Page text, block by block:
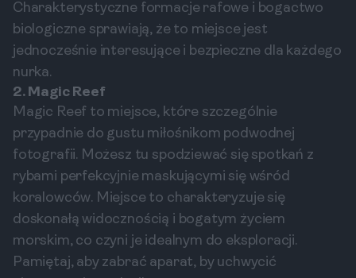
Charakterystyczne formacje rafowe i bogactwo
biologiczne sprawiają, że to miejsce jest
jednocześnie interesujące i bezpieczne dla każdego
nurka.
2. Magic Reef
Magic Reef to miejsce, które szczególnie
przypadnie do gustu miłośnikom podwodnej
fotografii. Możesz tu spodziewać się spotkań z
rybami perfekcyjnie maskującymi się wśród
koralowców. Miejsce to charakteryzuje się
doskonałą widocznością i bogatym życiem
morskim, co czyni je idealnym do eksploracji.
Pamiętaj, aby zabrać aparat, by uchwycić